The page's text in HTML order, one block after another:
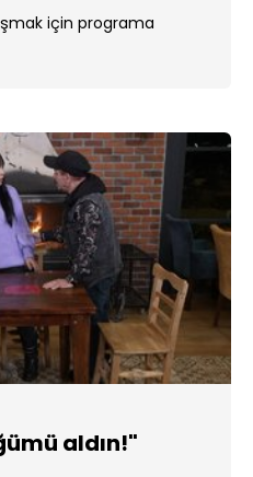
için programa
aldın!"